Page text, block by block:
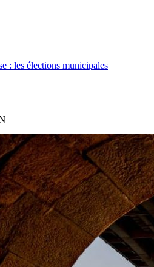
: les élections municipales